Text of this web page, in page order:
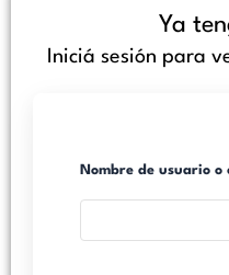
Ya
Iniciá sesión para
Nombre de usuario o